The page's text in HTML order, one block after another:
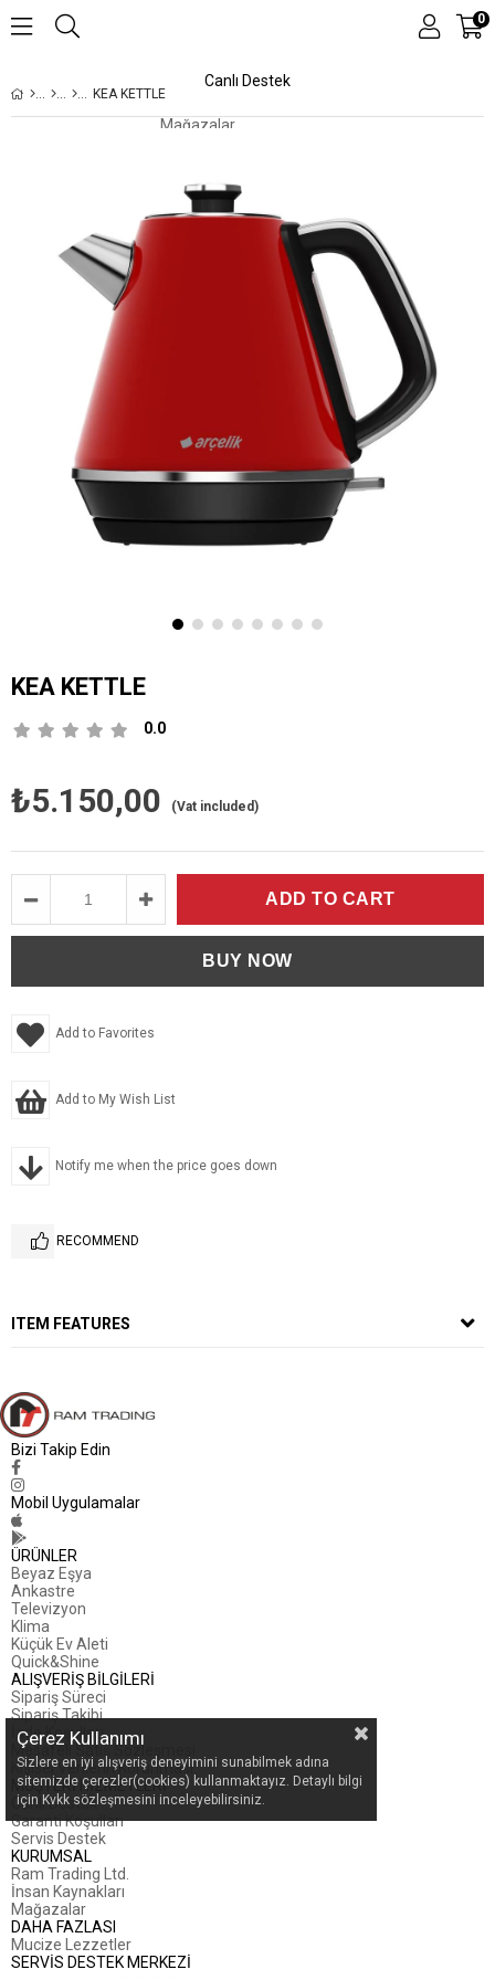
Canlı Destek
Mağazalar
Teknolojiler
0
KEA KETTLE
KEA KETTLE
0.0
₺5.150,00 (Vat included)
Add to Favorites
Add to My Wish List
Notify me when the price goes down
RECOMMEND
ITEM FEATURES
Bizi Takip Edin
Mobil Uygulamalar
ÜRÜNLER
Beyaz Eşya
Ankastre
Televizyon
Klima
Küçük Ev Aleti
Quick&Shine
ALIŞVERİŞ BİLGİLERİ
Sipariş Süreci
Sipariş Takibi
İade Koşulları
Mesafeli Satış Sözleşmesi
Kişisel Verilerin Korunması
MÜŞTERİ HİZMETLERİ
Canlı Destek
Garanti Koşulları
Servis Destek
KURUMSAL
Ram Trading Ltd.
İnsan Kaynakları
Mağazalar
DAHA FAZLASI
Mucize Lezzetler
SERVİS DESTEK MERKEZİ
Çerez Kullanımı
Sizlere en iyi alışveriş deneyimini sunabilmek adına
sitemizde çerezler(cookies) kullanmaktayız. Detaylı bilgi
için Kvkk sözleşmesini inceleyebilirsiniz.